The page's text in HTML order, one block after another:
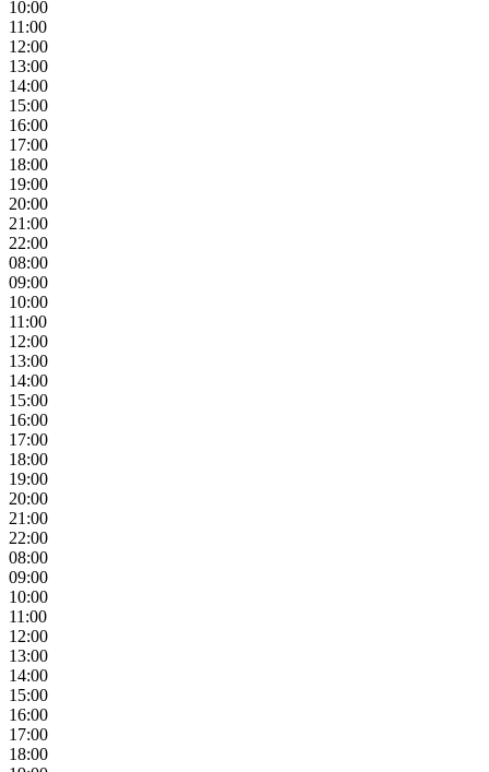
10:00
11:00
12:00
13:00
14:00
15:00
16:00
17:00
18:00
19:00
20:00
21:00
22:00
08:00
09:00
10:00
11:00
12:00
13:00
14:00
15:00
16:00
17:00
18:00
19:00
20:00
21:00
22:00
08:00
09:00
10:00
11:00
12:00
13:00
14:00
15:00
16:00
17:00
18:00